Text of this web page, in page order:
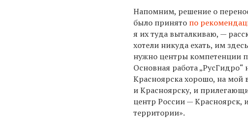
Напомним, решение о
было принято по
я их туда выталкиваю, —
хотели никуда ехать, им
нужно центры компетенции
Основная работа
Красноярска хорошо, на мой
и Красноярску, и
центр России — Красноярск,
территории».